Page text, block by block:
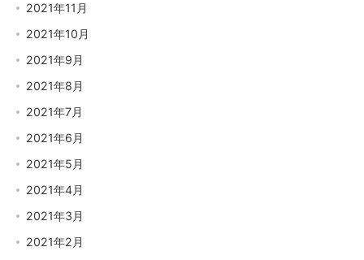
2021年11月
2021年10月
2021年9月
2021年8月
2021年7月
2021年6月
2021年5月
2021年4月
2021年3月
2021年2月